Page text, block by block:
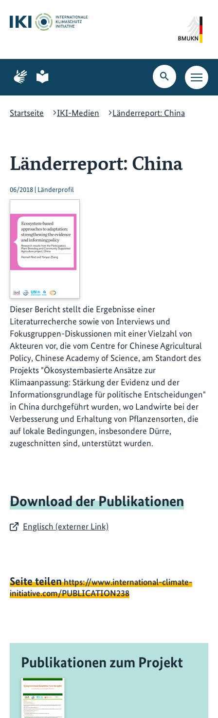
Hauptinhalt
springen
Suche
springen
Hauptnavigation
springen
Zur
Seite
Gebärdensprache
Zur
Seite
leichte
Suche
öffnen
Startseite
IKI-Medien Länderreport: China
Länderreport: China
06/2018 | Länderprofil
Dieser Bericht stellt die Ergebnisse einer
Literaturrecherche sowie von Interviews und
Fokusgruppen-Diskussionen mit einer Vielzahl von
Akteuren vor, die vom Centre for Chinese Agricultural
Policy, Chinese Academy of Science, am Standort des
Projekts "Ökosystembasierte Ansätze zur
Klimaanpassung: Stärkung der Evidenz und der
Informationsgrundlage für politische Entscheidungen"
in China durchgeführt wurden, wo Landwirte bei der
Verbesserung und Erhaltung von Pflanzensorten, die
auf lokale Bedingungen, insbesondere Dürre,
zugeschnitten sind, unterstützt wurden.
Download der Publikationen
Englisch (externer Link)
Seite teilenhttps://www.international-climate-
initiative.com/PUBLICATION238
Publikationen zum Projekt